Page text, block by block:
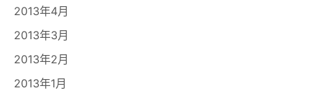
2013年4月
2013年3月
2013年2月
2013年1月